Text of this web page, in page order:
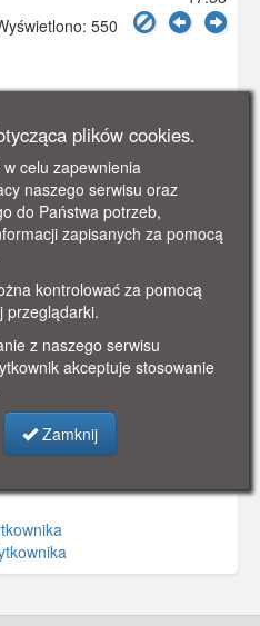
550
plików cookies.
celu zapewnienia
naszego serwisu oraz
do Państwa potrzeb,
zapisanych za pomocą
kontrolować za pomocą
przeglądarki.
z naszego serwisu
akceptuje stosowanie
Zamknij